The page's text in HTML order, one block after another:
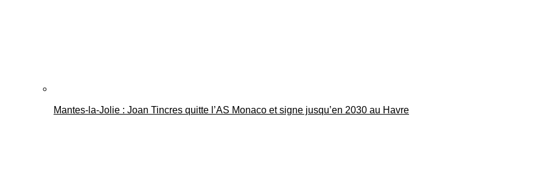
Mantes-la-Jolie : Joan Tincres quitte l’AS Monaco et signe jusqu’en 2030 au Havre